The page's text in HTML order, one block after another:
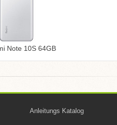
Note 10S 64GB
Anleitungs Katalog